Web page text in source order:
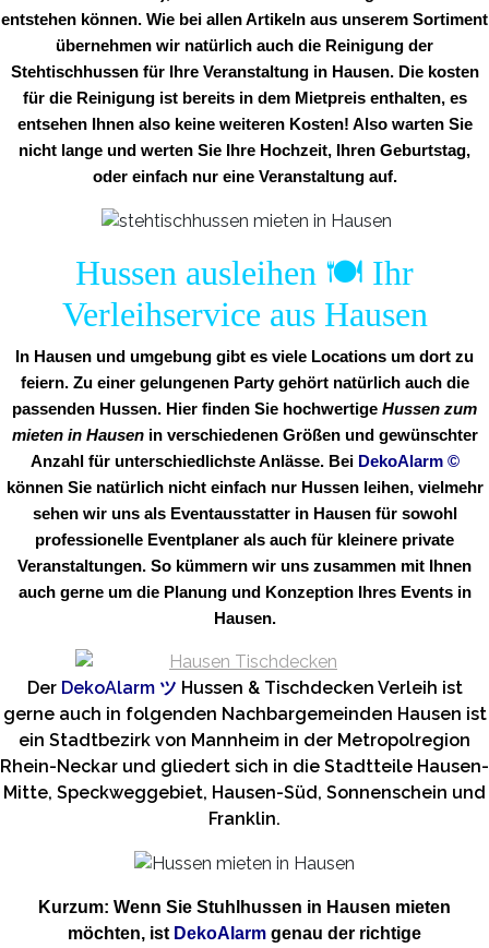
entstehen können. Wie bei allen Artikeln aus unserem Sortiment
übernehmen wir natürlich auch die Reinigung der
Stehtischhussen für Ihre Veranstaltung in Hausen. Die kosten
für die Reinigung ist bereits in dem Mietpreis enthalten, es
entsehen Ihnen also keine weiteren Kosten! Also warten Sie
nicht lange und werten Sie Ihre Hochzeit, Ihren Geburtstag,
oder einfach nur eine Veranstaltung auf.
Hussen ausleihen 🍽️ Ihr
Verleihservice aus Hausen
In Hausen und umgebung gibt es viele Locations um dort zu
feiern. Zu einer gelungenen Party gehört natürlich auch die
passenden Hussen. Hier finden Sie hochwertige Hussen zum
mieten in Hausenin verschiedenen Größen und gewünschter
Anzahl für unterschiedlichste Anlässe. Bei DekoAlarm ©
können Sie natürlich nicht einfach nur Hussen leihen, vielmehr
sehen wir uns als Eventausstatter in Hausen für sowohl
professionelle Eventplaner als auch für kleinere private
Veranstaltungen. So kümmern wir uns zusammen mit Ihnen
auch gerne um die Planung und Konzeption Ihres Events in
Hausen.
Der DekoAlarm ツ Hussen & Tischdecken Verleih ist
gerne auch in folgenden Nachbargemeinden Hausen ist
ein Stadtbezirk von Mannheim in der Metropolregion
Rhein-Neckar und gliedert sich in die Stadtteile Hausen-
Mitte, Speckweggebiet, Hausen-Süd, Sonnenschein und
Franklin.
Kurzum: Wenn Sie Stuhlhussen in Hausen mieten
möchten, ist DekoAlarm genau der richtige